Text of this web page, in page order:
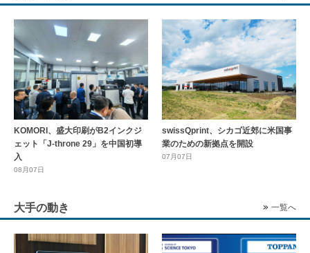
KOMORI、盛大印刷がB2インクジ
ェット「J-throne 29」を中国初導
入
08月07日
swissQprint、シカゴ近郊に⽶国事
業のための新拠点を開設
07月07日
大手の動き 一覧へ